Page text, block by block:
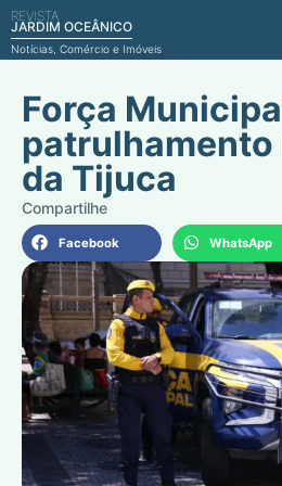
REVISTA
JARDIM OCEÂNICO
Notícias, Comércio e Imóveis
Força
patrulhamento
da Tijuca
Facebook WhatsApp